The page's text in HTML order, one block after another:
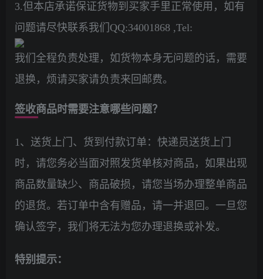
3.但本店承诺保证货物到买家手里正常使用，如有
问题请尽快联系我们QQ:34001868 ,Tel:
我们全程负责处理，如货物本身无问题的话，需要
退换，烦请买家请负责来回邮费。
签收商品时需要注意哪些问题？
1、送货上门、货到付款订单：快递员送货上门
时，请您务必当面对照发货单核对商品，如果出现
商品数量缺少、商品破损，请您当场办理整单商品
的退货。若订单中含有赠品，请一并退回。一旦您
确认签字，我们将无法为您办理退换或补发。
特别提示：